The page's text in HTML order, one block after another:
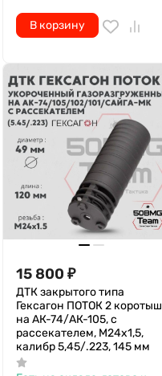
В корзину
15 800 ₽
ДТК закрытого типа
Гексагон ПОТОК 2 коротыш
на АК-74/АК-105, с
рассекателем, М24х1,5,
калибр 5,45/.223, 145 мм